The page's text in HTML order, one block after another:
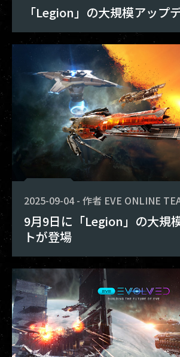
「Legion」の大規模アップ
2025-09-04 - 作者 EVE ONLINE
9月9日に「Legion」の大規
トが登場